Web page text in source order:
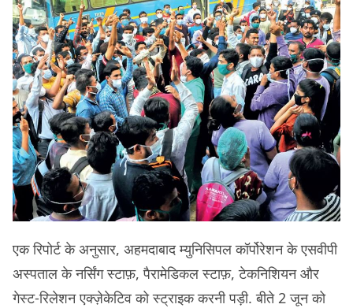
एक रिपोर्ट के अनुसार, अहमदाबाद म्युनिसिपल कॉर्पोरेशन के एसवीपी
अस्पताल के नर्सिंग स्टाफ़, पैरामेडिकल स्टाफ़, टेकनिशियन और
गेस्ट-रिलेशन एक्ज़ेकेटिव को स्ट्राइक करनी पड़ी. बीते 2 जून को